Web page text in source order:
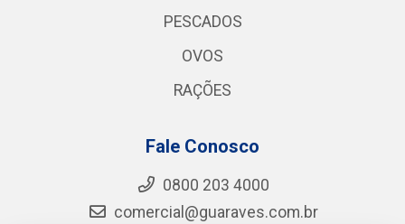
PESCADOS
OVOS
RAÇÕES
Fale Conosco
0800 203 4000
comercial@guaraves.com.br